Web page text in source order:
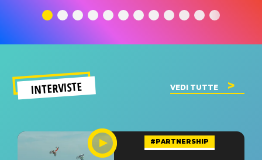
significato
del singolo
INTERVISTE VEDI TUTTE
#PARTNERSHIP